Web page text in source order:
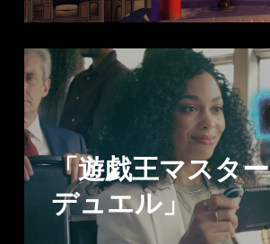
「遊戯王マスター
デュエル」